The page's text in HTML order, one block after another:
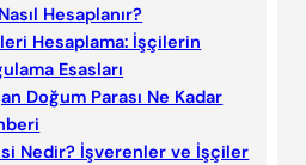
Hesaplanır?
Hesaplama: İşçilerin
Esasları
Doğum Parası Ne Kadar
Nedir? İşverenler ve İşçiler